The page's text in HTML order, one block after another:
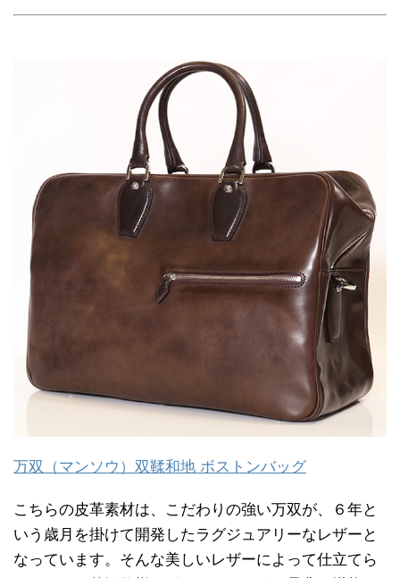
万双（マンソウ）双鞣和地 ボストンバッグ
こちらの皮革素材は、こだわりの強い万双が、６年と
いう歳月を掛けて開発したラグジュアリーなレザーと
なっています。そんな美しいレザーによって仕立てら